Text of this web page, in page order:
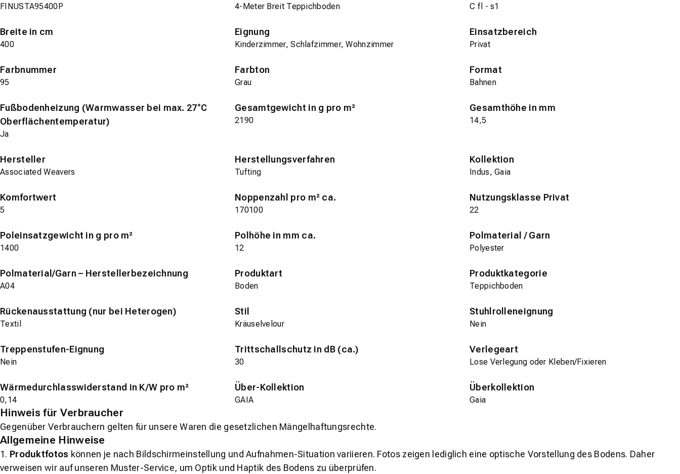
FINUSTA95400P 4-Meter Breit Teppichboden C fl - s1
Breite in cm
400
Eignung
Kinderzimmer, Schlafzimmer, Wohnzimmer
Einsatzbereich
Privat
Farbnummer
95
Farbton
Grau
Format
Bahnen
Fußbodenheizung (Warmwasser bei max. 27°C
Oberflächentemperatur)
Ja
Gesamtgewicht in g pro m²
2190
Gesamthöhe in mm
14,5
Hersteller
Associated Weavers
Herstellungsverfahren
Tufting
Kollektion
Indus, Gaia
Komfortwert
5
Noppenzahl pro m² ca.
170100
Nutzungsklasse Privat
22
Poleinsatzgewicht in g pro m²
1400
Polhöhe in mm ca.
12
Polmaterial / Garn
Polyester
Polmaterial/Garn – Herstellerbezeichnung
A04
Produktart
Boden
Produktkategorie
Teppichboden
Rückenausstattung (nur bei Heterogen)
Textil
Stil
Kräuselvelour
Stuhlrolleneignung
Nein
Treppenstufen-Eignung
Nein
Trittschallschutz in dB (ca.)
30
Verlegeart
Lose Verlegung oder Kleben/Fixieren
Wärmedurchlasswiderstand in K/W pro m²
0,14
Über-Kollektion
GAIA
Überkollektion
Gaia
Hinweis für Verbraucher
Gegenüber Verbrauchern gelten für unsere Waren die gesetzlichen Mängelhaftungsrechte.
Allgemeine Hinweise
1. Produktfotos können je nach Bildschirmeinstellung und Aufnahmen-Situation variieren. Fotos zeigen lediglich eine optische Vorstellung des Bodens. Daher
verweisen wir auf unseren Muster-Service, um Optik und Haptik des Bodens zu überprüfen.